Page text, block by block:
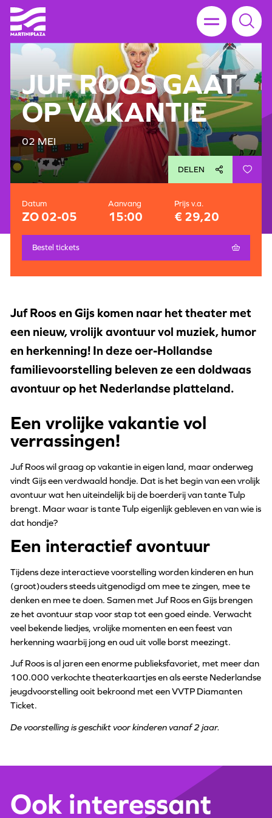
JUF ROOS GAAT
OP VAKANTIE
02 MEI
Juf Roos en Gijs komen naar het theater met
een nieuw, vrolijk avontuur vol muziek, humor
en herkenning! In deze oer-Hollandse
familievoorstelling beleven ze een doldwaas
avontuur op het Nederlandse platteland.
Een vrolijke vakantie vol
verrassingen!
Juf Roos wil graag op vakantie in eigen land, maar onderweg
vindt Gijs een verdwaald hondje. Dat is het begin van een vrolijk
avontuur wat hen uiteindelijk bij de boerderij van tante Tulp
brengt. Maar waar is tante Tulp eigenlijk gebleven en van wie is
dat hondje?
Een interactief avontuur
Tijdens deze interactieve voorstelling worden kinderen en hun
(groot)ouders steeds uitgenodigd om mee te zingen, mee te
denken en mee te doen. Samen met Juf Roos en Gijs brengen
ze het avontuur stap voor stap tot een goed einde. Verwacht
veel bekende liedjes, vrolijke momenten en een feest van
herkenning waarbij jong en oud uit volle borst meezingt.
Juf Roos is al jaren een enorme publieksfavoriet, met meer dan
100.000 verkochte theaterkaartjes en als eerste Nederlandse
jeugdvoorstelling ooit bekroond met een VVTP Diamanten
Ticket.
De voorstelling is geschikt voor kinderen vanaf 2 jaar.
DELEN
Datum
ZO 02-05
Aanvang
15:00
Prijs v.a.
€ 29,20
Bestel tickets
Ook interessant